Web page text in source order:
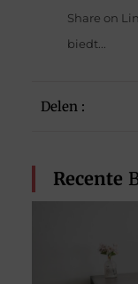
Delen :
Recente
Share on
biedt...